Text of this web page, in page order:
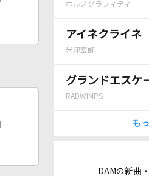
ポルノグラフィティ
アイネクライネ
米津玄師
グランドエスケ
RADWIMPS
も
DAMの新曲